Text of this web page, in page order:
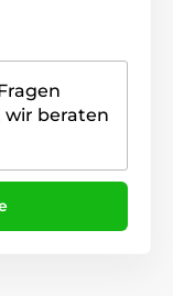
wir beraten